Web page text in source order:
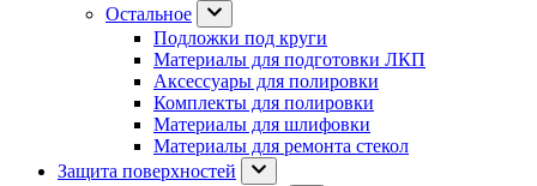
Остальное
Подложки под круги
Материалы для подготовки ЛКП
Аксессуары для полировки
Комплекты для полировки
Материалы для шлифовки
Материалы для ремонта стекол
Защита поверхностей